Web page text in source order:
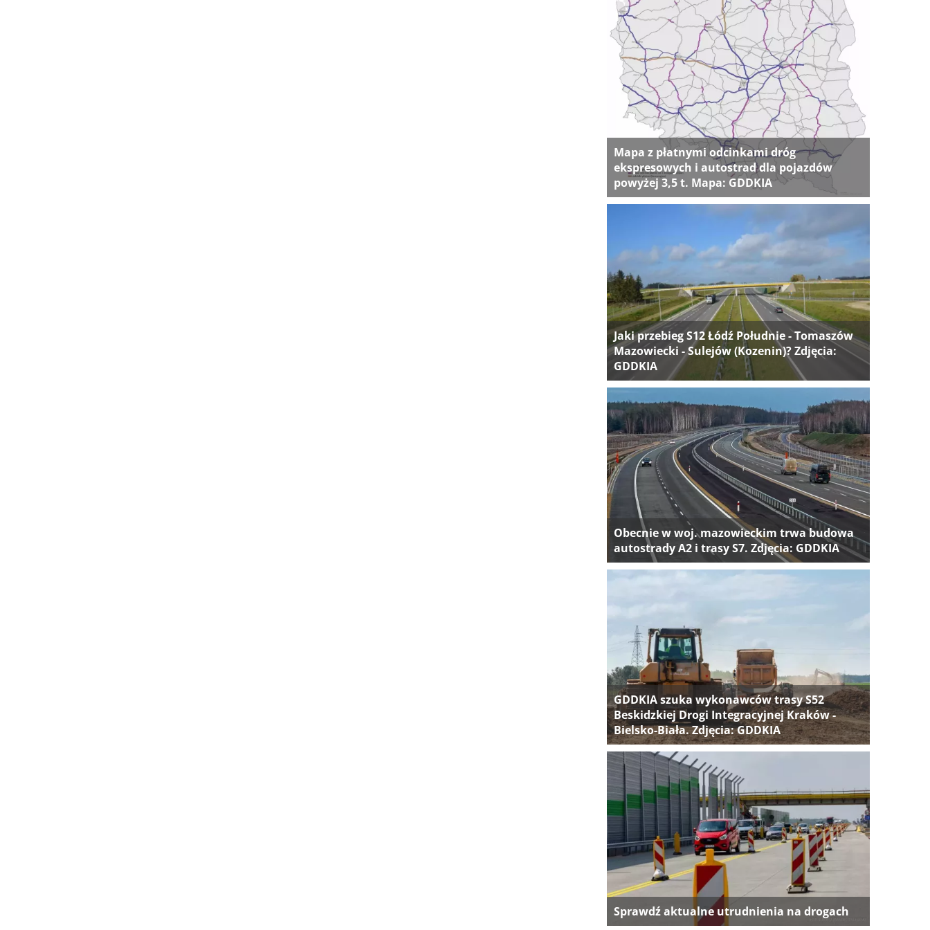
Mapa z płatnymi odcinkami dróg
ekspresowych i autostrad dla pojazdów
powyżej 3,5 t. Mapa: GDDKIA
Jaki przebieg S12 Łódź Południe - Tomaszów
Mazowiecki - Sulejów (Kozenin)? Zdjęcia:
GDDKIA
Obecnie w woj. mazowieckim trwa budowa
autostrady A2 i trasy S7. Zdjęcia: GDDKIA
GDDKIA szuka wykonawców trasy S52
Beskidzkiej Drogi Integracyjnej Kraków -
Bielsko-Biała. Zdjęcia: GDDKIA
Sprawdź aktualne utrudnienia na drogach